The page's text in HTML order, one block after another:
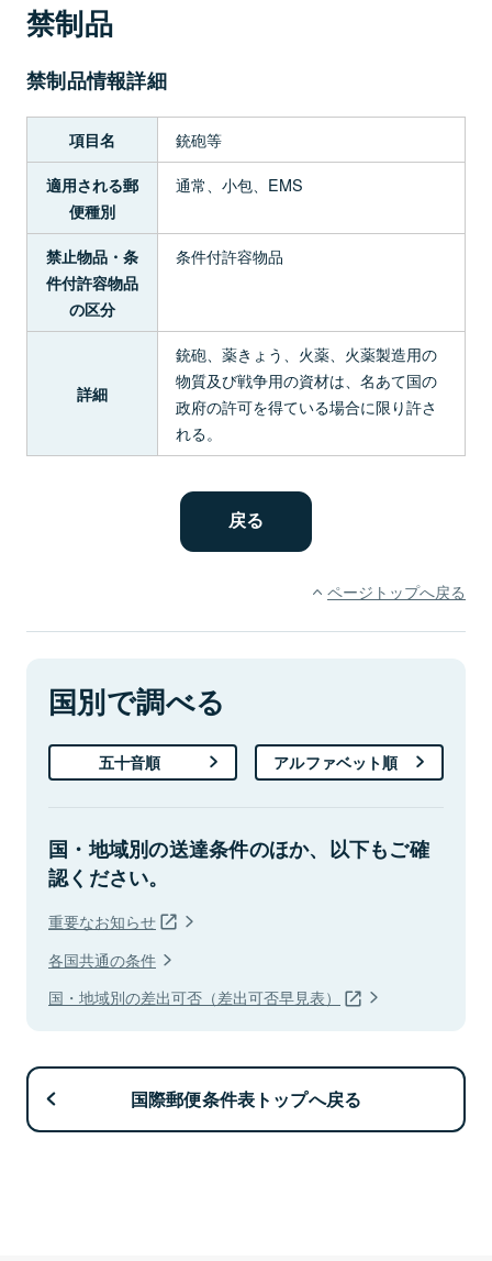
禁制品
禁制品情報詳細
項目名 銃砲等
適用される郵
便種別
通常、小包、EMS
禁止物品・条
件付許容物品
の区分
条件付許容物品
詳細
銃砲、薬きょう、火薬、火薬製造用の
物質及び戦争用の資材は、名あて国の
政府の許可を得ている場合に限り許さ
れる。
ページトップへ戻る
国別で調べる
五十音順 アルファベット順
国・地域別の送達条件のほか、以下もご確
認ください。
重要なお知らせ
各国共通の条件
国・地域別の差出可否（差出可否早見表）
国際郵便条件表トップへ戻る